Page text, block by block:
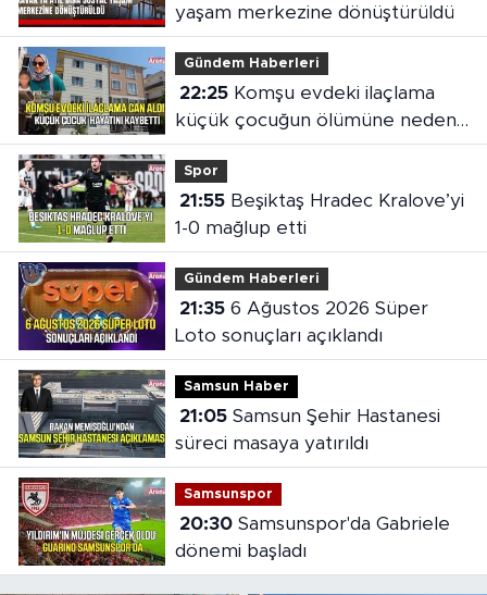
yaşam merkezine dönüştürüldü
Gündem Haberleri
22:25Komşu evdeki ilaçlama
küçük çocuğun ölümüne neden
oldu
Spor
21:55Beşiktaş Hradec Kralove’yi
1-0 mağlup etti
Gündem Haberleri
21:356 Ağustos 2026 Süper
Loto sonuçları açıklandı
Samsun Haber
21:05Samsun Şehir Hastanesi
süreci masaya yatırıldı
Samsunspor
20:30Samsunspor'da Gabriele
dönemi başladı